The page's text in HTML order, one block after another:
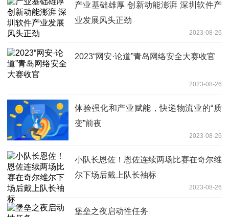
产业基础雄厚 创新动能澎湃 深圳软件产
业发展风头正劲
2023-08-26
2023“网安·论道”青岛网络安全大赛收官
2023-08-26
体验强化和产业赋能，快递物流业的“质
变”前夜
2023-08-26
小队长恩佐！恩佐连续两场比赛在奇尔维
尔下场后戴上队长袖标
2023-08-26
堡垒之夜启动性任务